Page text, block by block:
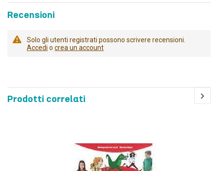
Recensioni
Solo gli utenti registrati possono scrivere recensioni.
Accedi o crea un account
Prodotti correlati